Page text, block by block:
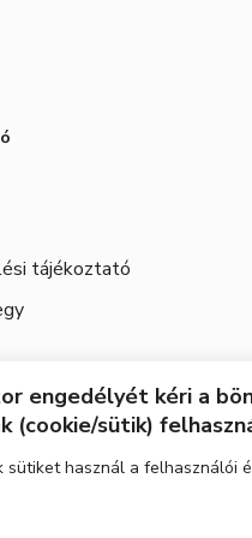
engedélyét kéri a
(cookie/sütik)
sütiket használ a felhasználói
tájékoztató
Szeles utca 71.